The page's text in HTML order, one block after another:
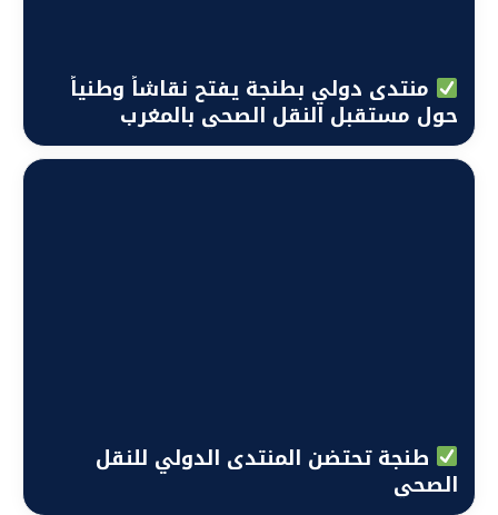
منتدى دولي بطنجة يفتح نقاشاً وطنياً
حول مستقبل النقل الصحي بالمغرب
طنجة تحتضن المنتدى الدولي للنقل
الصحي